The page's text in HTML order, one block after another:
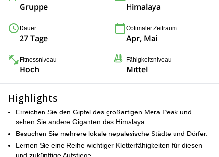
Gruppe Himalaya
Dauer
27 Tage
Optimaler Zeitraum
Apr, Mai
Fitnessniveau
Hoch
Fähigkeitsniveau
Mittel
Highlights
Erreichen Sie den Gipfel des großartigen Mera Peak und
sehen Sie andere Giganten des Himalaya.
Besuchen Sie mehrere lokale nepalesische Städte und Dörfer.
Lernen Sie eine Reihe wichtiger Kletterfähigkeiten für diesen
und zukünftige Aufstiege.